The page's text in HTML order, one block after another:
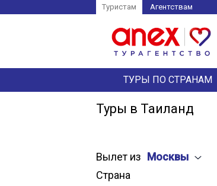
Туристам Агентствам
ТУРЫ ПО СТРАНАМ
Туры в Таиланд
Вылет из Москвы
Страна